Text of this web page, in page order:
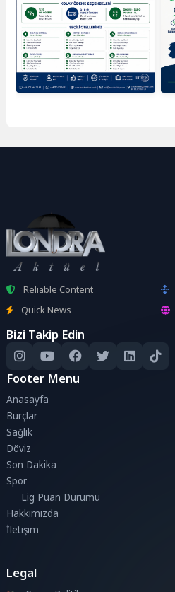
Reliable Content
Quick News
Bizi Takip Edin
Footer Menu
Anasayfa
Burçlar
Sağlık
Döviz
Son Dakika
Spor
Lig Puan Durumu
Hakkımızda
İletişim
Legal